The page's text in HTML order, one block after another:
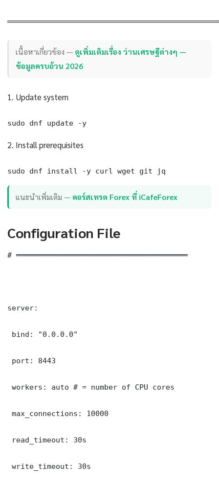
เนื้อหาเกี่ยวข้อง — ดูเพิ่มเติมเรื่อง ว่านเศรษฐีต่างๆ —
ข้อมูลครบถ้วน 2026
1. Update system
sudo dnf update -y
2. Install prerequisites
sudo dnf install -y curl wget git jq
แนะนำเพิ่มเติม — คอร์สเทรด Forex ที่ iCafeForex
Configuration File
# ═══════════════════════════════════════
server:
bind: "0.0.0.0"
port: 8443
workers: auto # = number of CPU cores
max_connections: 10000
read_timeout: 30s
write_timeout: 30s